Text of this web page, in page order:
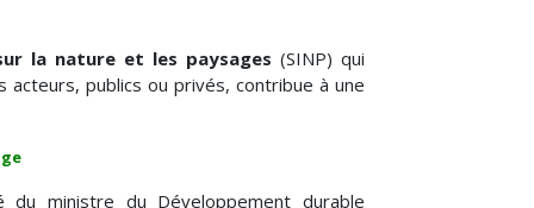
la nature et les paysages (SINP) qui
publics ou privés, contribue à une
ministre du Développement durable